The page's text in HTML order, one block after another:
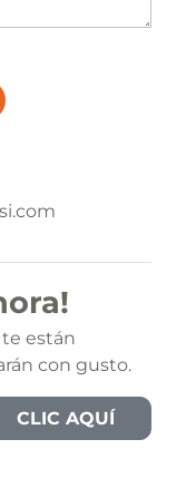
están
con gusto.
CLIC AQUÍ